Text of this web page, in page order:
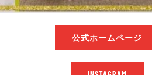
公式ホームページ